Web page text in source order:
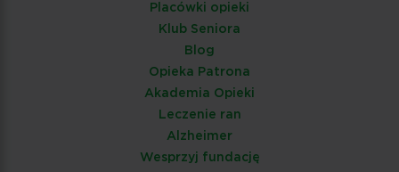
Placówki opieki
Klub Seniora
Blog
Opieka Patrona
Akademia Opieki
Leczenie ran
Alzheimer
Wesprzyj fundację